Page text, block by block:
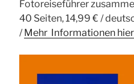
Fotoreiseführer
40 Seiten, 14,99 € /
/ Mehr Informationen